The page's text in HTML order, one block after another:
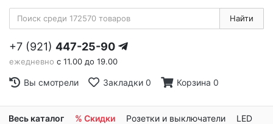
Найти
+7 (921) 447-25-90
ежедневно с 11.00 до 19.00
Вы смотрели Закладки 0 Корзина 0
Весь каталог % Скидки Розетки и выключатели LED